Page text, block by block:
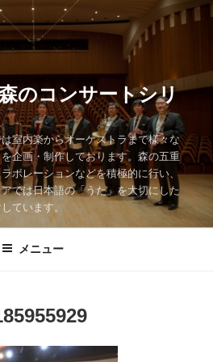
のコンサートシリ
室内楽からオーケストラまで様々な
企画・制作しております。森の五重
ボレーションなどを積極的に行い、
では日本語の「うた」を大切にした
ています。
メニュー